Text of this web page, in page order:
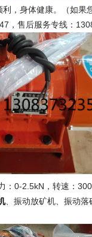
身体健康。（如果
，售后服务专线：
：0-2.5kN，转速：
、振动放矿机、振动